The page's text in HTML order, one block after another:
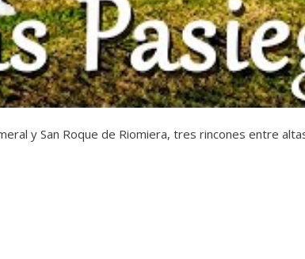
y San Roque de Riomiera, tres rincones entre